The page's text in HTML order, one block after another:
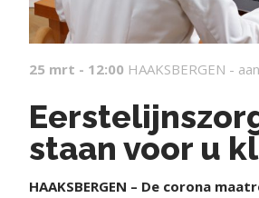
25 mrt - 12:00 HAAKSBERGEN -
staan voor u
HAAKSBERGEN – De corona